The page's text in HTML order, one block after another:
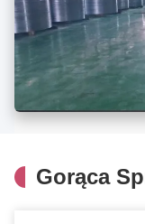
Gorąca